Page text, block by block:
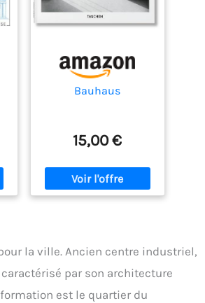
Bauhaus
15,00 €
la ville. Ancien centre industriel,
par son architecture
est le quartier du